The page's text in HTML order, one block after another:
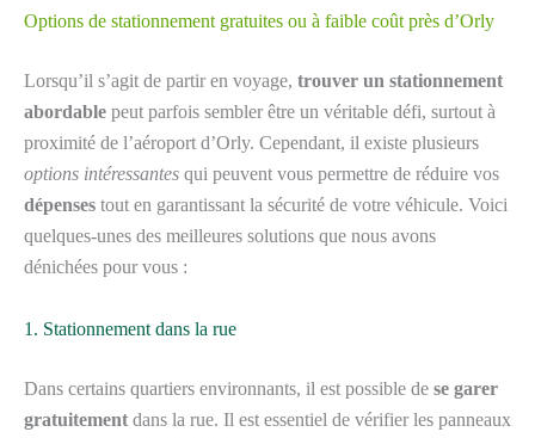
Options de stationnement gratuites ou à faible coût près d’Orly
Lorsqu’il s’agit de partir en voyage, trouver un stationnement
abordable peut parfois sembler être un véritable défi, surtout à
proximité de l’aéroport d’Orly. Cependant, il existe plusieurs
options intéressantes qui peuvent vous permettre de réduire vos
dépenses tout en garantissant la sécurité de votre véhicule. Voici
quelques-unes des meilleures solutions que nous avons
dénichées pour vous :
1. Stationnement dans la rue
Dans certains quartiers environnants, il est possible de se garer
gratuitement dans la rue. Il est essentiel de vérifier les panneaux